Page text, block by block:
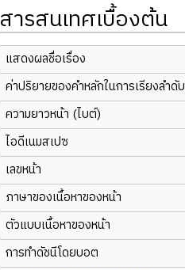
สารสนเทศเบื้องต้น
แสดงผลชื่อเรื่อง
ค่าปริยายของคำหลักในการเรียงลำดับ
ความยาวหน้า (ไบต์)
ไอดีเนมสเปซ
เลขหน้า
ภาษาของเนื้อหาของหน้า
ตัวแบบเนื้อหาของหน้า
การทำดัชนีโดยบอต